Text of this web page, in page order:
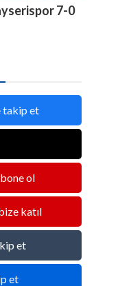
7-0
takip et
ol
katıl
et
et